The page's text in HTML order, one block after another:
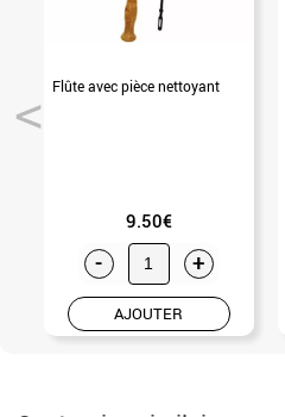
Flûte avec pièce nettoyant
9.50€
- +
AJOUTER